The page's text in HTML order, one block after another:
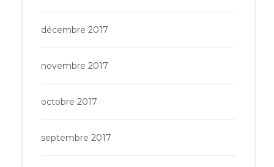
décembre 2017
novembre 2017
octobre 2017
septembre 2017